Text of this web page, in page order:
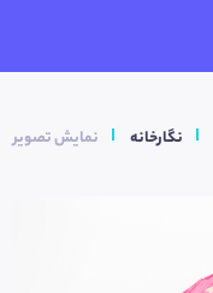
نگارخانه نمایش تصویر